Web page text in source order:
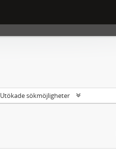
Utökade sökmöjligheter